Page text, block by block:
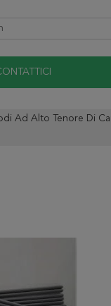
Ad Alto Tenore Di